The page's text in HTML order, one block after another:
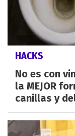
HACKS
No es con
la MEJOR
canillas y